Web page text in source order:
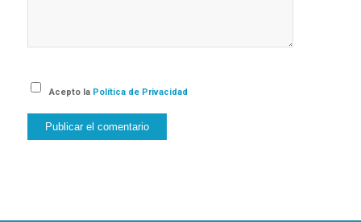
Acepto la Política de Privacidad